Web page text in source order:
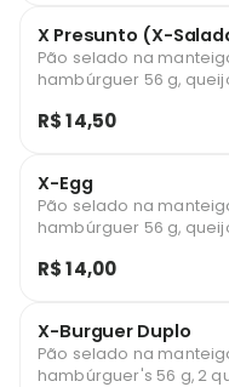
X Presunto (X-
Pão selado na
hambúrguer 56 g,
maionese.
R$ 14,50
X-Egg
Pão selado na
hambúrguer 56 g,
maionese.
R$ 14,00
X-Burguer Duplo
Pão selado na
hambúrguer's 56 g, 2